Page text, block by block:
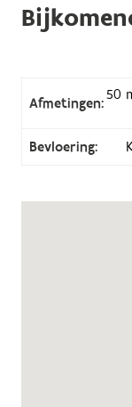
Afmetingen:50
Bevloering: